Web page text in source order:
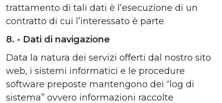
trattamento di tali dati è l’esecuzione di un
contratto di cui l’interessato è parte
8. - Dati di navigazione
Data la natura dei servizi offerti dal nostro sito
web, i sistemi informatici e le procedure
software preposte mantengono dei “log di
sistema” ovvero informazioni raccolte